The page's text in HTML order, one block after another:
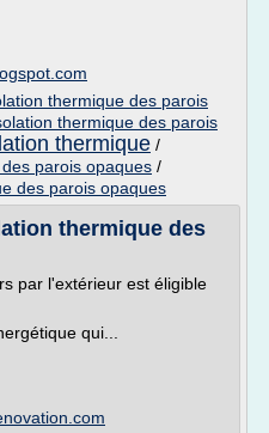
thermique des parois
thermique des parois
thermique /
parois opaques /
des parois opaques
thermique des
par l'extérieur est éligible
qui...